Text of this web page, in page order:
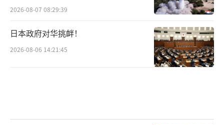
2026-08-07 08:29:39
日本政府对华挑衅！
2026-08-06 14:21:45